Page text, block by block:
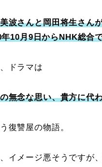
波さんと岡田将生さん
10月9日からNHK総合
ドラマは
無念な思い、貴方に代
復讐屋の物語。
イメージ悪そうですが